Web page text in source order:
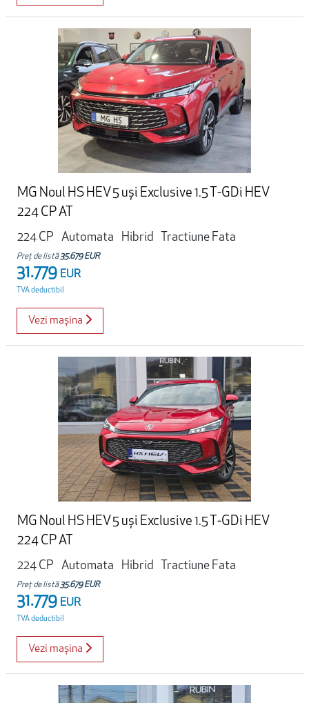
MG Noul HS HEV 5 uși Exclusive 1.5 T-GDi HEV
224 CP AT
224 CP
Automata Hibrid Tractiune Fata
Preț de listă 35.679 EUR
31.779 EUR
TVA deductibil
Vezi mașina
MG Noul HS HEV 5 uși Exclusive 1.5 T-GDi HEV
224 CP AT
224 CP
Automata Hibrid Tractiune Fata
Preț de listă 35.679 EUR
31.779 EUR
TVA deductibil
Vezi mașina